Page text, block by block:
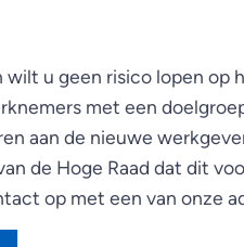
u geen risico lopen op
met een
aan de nieuwe
de Hoge Raad dat dit
op met een van onze